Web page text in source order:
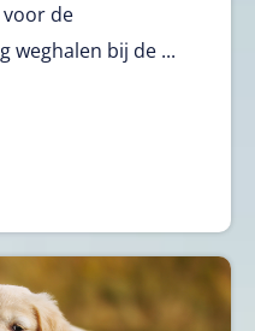
de
weghalen bij de ...